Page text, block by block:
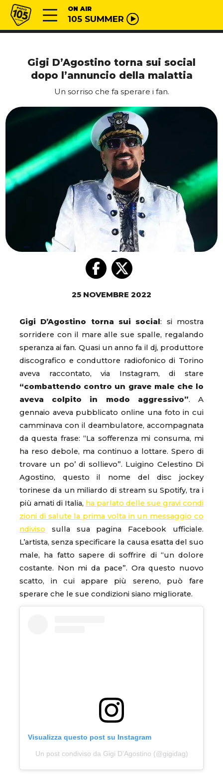
Vai al contenuto
Radio 105 ON AIR
105 SUMMER
Gigi D’Agostino torna sui social
dopo l’annuncio della malattia
Un sorriso che fa sperare i fan.
25 NOVEMBRE 2022
Gigi D’Agostino torna sui social: si mostra
sorridere con il mare alle sue spalle, regalando
speranza ai fan. Quasi un anno fa il dj, produttore
discografico e conduttore radiofonico di Torino
aveva raccontato, via Instagram, di stare
“combattendo contro un grave male che lo
aveva colpito in modo aggressivo”. A
gennaio aveva pubblicato online una foto in cui
camminava con il deambulatore, accompagnata
da questa frase: “La sofferenza mi consuma, mi
ha reso debole, ma continuo a lottare. Spero di
trovare un po’ di sollievo”. Luigino Celestino Di
Agostino, questo il nome del disc jockey
torinese da un miliardo di stream su Spotify, tra i
più amati di Italia, ha parlato delle sue gravi condi
zioni di salute la prima volta in un messaggio co
ndiviso sulla sua pagina Facebook ufficiale.
L’artista, senza specificare la causa esatta del suo
male, ha fatto sapere di soffrire di “un dolore
costante. Non mi da pace”. Ora questo nuovo
scatto, in cui appare più sereno, può fare
sperare che le sue condizioni siano migliorate.
Visualizza questo post su Instagram
Un post condiviso da Gigi D’Agostino (@gigidag)